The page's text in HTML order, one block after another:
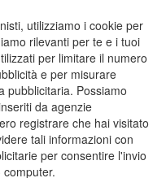
utilizziamo i cookie per
rilevanti per te e i tuoi
per limitare il numero
e per misurare
pubblicitaria. Possiamo
da agenzie
registrare che hai visitato
tali informazioni con
per consentire l'invio